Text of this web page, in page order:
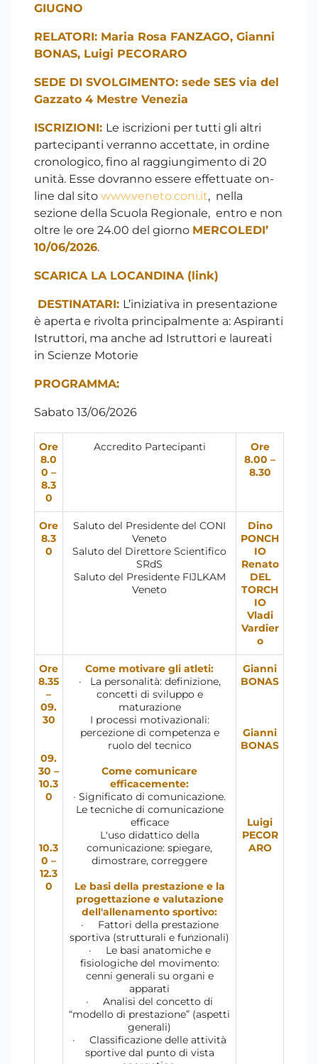
GIUGNO
RELATORI: Maria Rosa FANZAGO, Gianni
BONAS, Luigi PECORARO
SEDE DI SVOLGIMENTO: sede SES via del
Gazzato 4 Mestre Venezia
ISCRIZIONI: Le iscrizioni per tutti gli altri
partecipanti verranno accettate, in ordine
cronologico, fino al raggiungimento di 20
unità. Esse dovranno essere effettuate on-
line dal sito www.veneto.coni.it, nella
sezione della Scuola Regionale, entro e non
oltre le ore 24.00 del giorno MERCOLEDI’
10/06/2026.
SCARICA LA LOCANDINA (link)
DESTINATARI: L’iniziativa in presentazione
è aperta e rivolta principalmente a: Aspiranti
Istruttori, ma anche ad Istruttori e laureati
in Scienze Motorie
PROGRAMMA:
Sabato 13/06/2026
Ore
8.0
0 –
8.3
0
Accredito Partecipanti
Ore
8.00 –
8.30
Ore
8.3
0
Saluto del Presidente del CONI
Veneto
Saluto del Direttore Scientifico
SRdS
Saluto del Presidente FIJLKAM
Veneto
Dino
PONCH
IO
Renato
DEL
TORCH
IO
Vladi
Vardier
o
Ore
8.35
–
09.
30
09.
30 –
10.3
0
10.3
0 –
12.3
0
Come motivare gli atleti:
· La personalità: definizione,
concetti di sviluppo e
maturazione
I processi motivazionali:
percezione di competenza e
ruolo del tecnico
Come comunicare
efficacemente:
· Significato di comunicazione.
Le tecniche di comunicazione
efficace
L'uso didattico della
comunicazione: spiegare,
dimostrare, correggere
Le basi della prestazione e la
progettazione e valutazione
dell'allenamento sportivo:
· Fattori della prestazione
sportiva (strutturali e funzionali)
· Le basi anatomiche e
fisiologiche del movimento:
cenni generali su organi e
apparati
· Analisi del concetto di
“modello di prestazione” (aspetti
generali)
· Classificazione delle attività
sportive dal punto di vista
Gianni
BONAS
Gianni
BONAS
Luigi
PECOR
ARO